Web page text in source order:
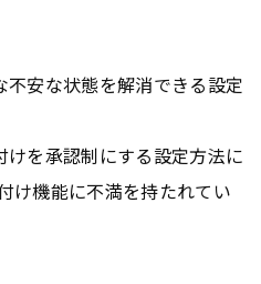
安な状態を解消できる設定
けを承認制にする設定方法に
け機能に不満を持たれてい